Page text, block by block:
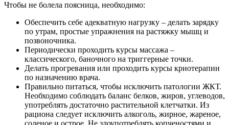
Чтобы не болела поясница, необходимо:
Обеспечить себе адекватную нагрузку – делать зарядку
по утрам, простые упражнения на растяжку мышц и
позвоночника.
Периодически проходить курсы массажа –
классического, баночного на триггерные точки.
Делать прогревания или проходить курсы криотерапии
по назначению врача.
Правильно питаться, чтобы исключить патологии ЖКТ.
Необходимо соблюдать баланс белков, жиров, углеводов,
употреблять достаточно растительной клетчатки. Из
рациона следует исключить алкоголь, жирное, жареное,
соленое и острое. Не злоупотреблять копченостями и